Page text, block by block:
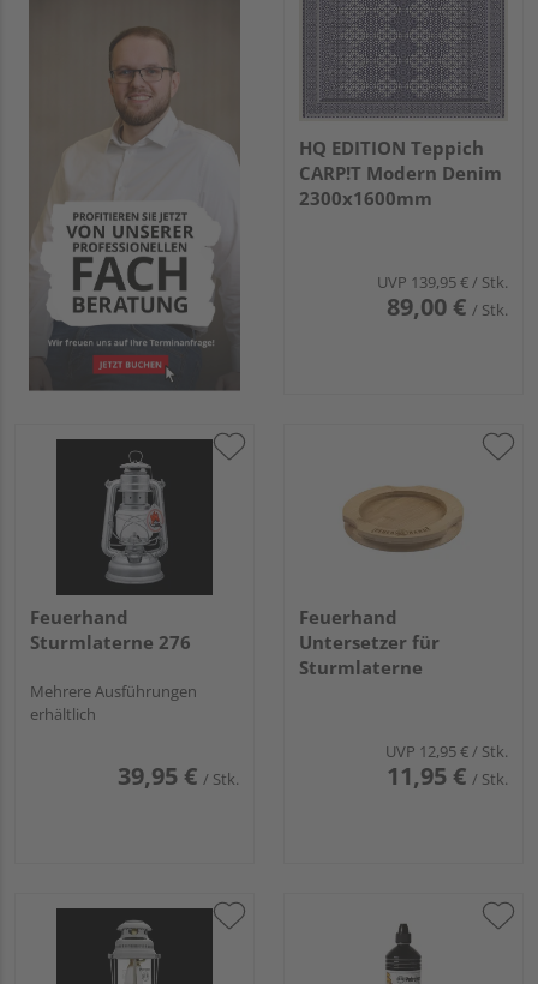
HQ EDITION Teppich
CARP!T Modern Denim
2300x1600mm
UVP 139,95 €/ Stk.
89,00 € / Stk.
Feuerhand
Sturmlaterne 276
Mehrere Ausführungen
erhältlich
39,95 € / Stk.
Feuerhand
Untersetzer für
Sturmlaterne
UVP 12,95 €/ Stk.
11,95 € / Stk.